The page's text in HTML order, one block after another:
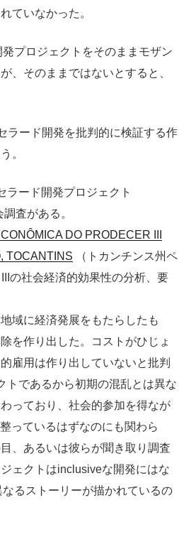
ていなかった。
プロジェクトをそのままモザン
、そのままではないとすると、
ラード開発を批判的に検証する作
。
ラード開発プロジェクト
査がある。
DO PRODECER III
TOCANTINS （トカンチンス州ペ
の社会経済的効果性の分析、要
域に経済発展をもたらしたも
を作り出した。コストがひじょ
雇用は作り出していないと批判
トであるから初期の混乱とは異な
っており、社会的参加を得なが
っているはずなのにも関わら
、あるいは彼らが聞き取り調査
ェクトはinclusiveな開発にはな
るストーリーが描かれているの